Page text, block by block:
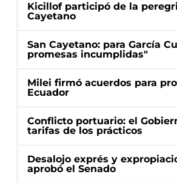
Kicillof participó de la
Cayetano
San Cayetano: para García
promesas incumplidas"
Milei firmó acuerdos para
Ecuador
Conflicto portuario: el
tarifas de los prácticos
Desalojo exprés y
aprobó el Senado